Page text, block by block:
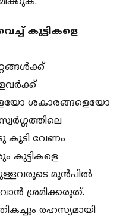
കുട്ടികളെ
ശകാരങ്ങളെയോ
കൂടി വേണം
കുട്ടികളെ
മുന്‍പില്‍
ശ്രമിക്കരുത്.
രഹസ്യമായി